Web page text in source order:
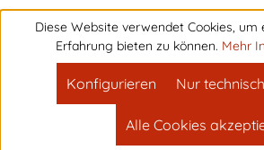
Diese Website verwendet Cookies,
Erfahrung bieten zu können. Mehr
Nur
Konfigurieren
Alle Cookies